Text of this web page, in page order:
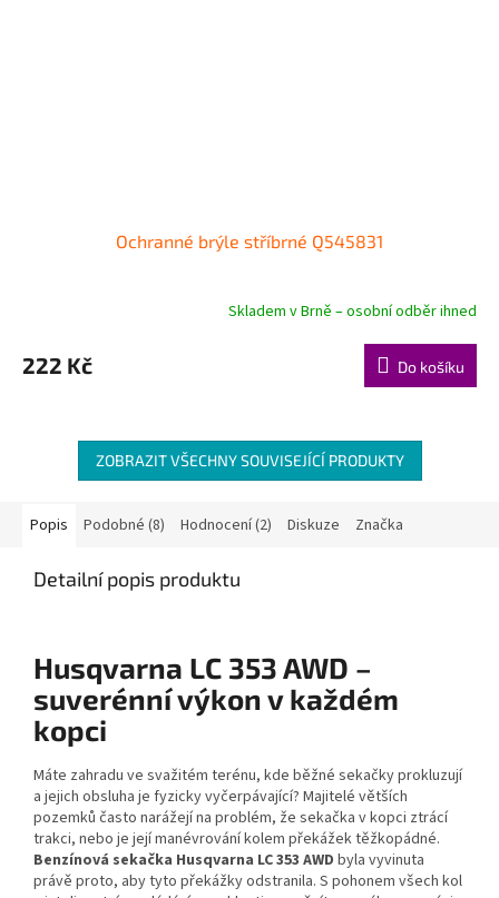
Ochranné brýle stříbrné Q545831
Skladem v Brně – osobní odběr ihned
222 Kč Do košíku
ZOBRAZIT VŠECHNY SOUVISEJÍCÍ PRODUKTY
Popis Podobné (8) Hodnocení (2) Diskuze Značka
Detailní popis produktu
Husqvarna LC 353 AWD –
suverénní výkon v každém
kopci
Máte zahradu ve svažitém terénu, kde běžné sekačky prokluzují
a jejich obsluha je fyzicky vyčerpávající? Majitelé větších
pozemků často narážejí na problém, že sekačka v kopci ztrácí
trakci, nebo je její manévrování kolem překážek těžkopádné.
Benzínová sekačka Husqvarna LC 353 AWD byla vyvinuta
právě proto, aby tyto překážky odstranila. S pohonem všech kol